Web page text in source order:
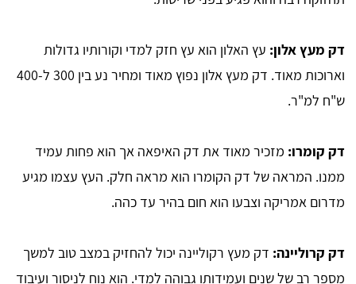
דק מעץ אלון: עץ האלון הוא עץ חזק למדי וקורותיו גדולות
וארוכות מאוד. דק מעץ אלון נפוץ מאוד ומחיר נע בין 300 ל-400
ש"ח למ"ר.
דק קומרו: מזכיר מאוד את דק האיפאה אך הוא פחות עמיד
ממנו. המראה של דק הקומרו הוא מראה חלק. העץ עצמו מגיע
מדרום אמריקה וצבעו הוא חום בהיר עד כהה.
דק קרוליינה: דק מעץ רקוליינה יכול להחזיק במצב טוב למשך
מספר רב של שנים ועמידותו גבוהה למדי. הוא נוח לניסור ועיבוד